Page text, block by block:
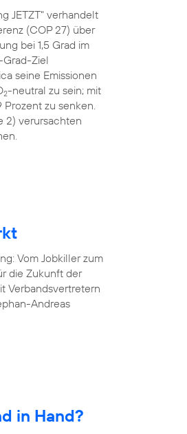
JETZT" verhandelt
(COP 27) über
bei 1,5 Grad im
Grad-Ziel
seine Emissionen
2-neutral zu sein; mit
Prozent zu senken.
2) verursachten
Vom Jobkiller zum
die Zukunft der
Verbandsvertretern
Andreas
in Hand?